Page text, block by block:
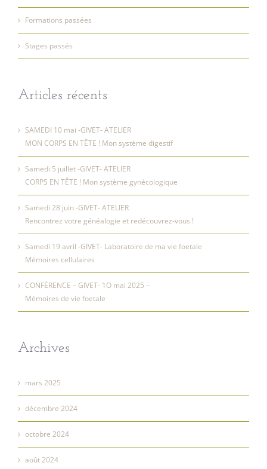
Formations passées
Stages passés
Articles récents
SAMEDI 10 mai -GIVET- ATELIER
MON CORPS EN TÊTE ! Mon système digestif
Samedi 5 juillet -GIVET- ATELIER
CORPS EN TÊTE ! Mon système gynécologique
Samedi 28 juin -GIVET- ATELIER
Rencontrez votre généalogie et redécouvrez-vous !
Samedi 19 avril -GIVET- Laboratoire de ma vie foetale
Mémoires cellulaires
CONFÉRENCE – GIVET- 1O mai 2025 –
Mémoires de vie foetale
Archives
mars 2025
décembre 2024
octobre 2024
août 2024